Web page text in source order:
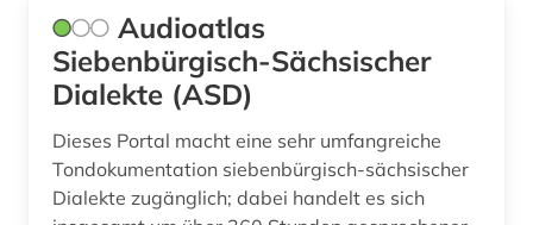
italianistik (1)
japan (4)
japanologie (2)
jiddisch (1)
jojk (1)
Audioatlas
Siebenbürgisch-Sächsischer
Dialekte (ASD)
Dieses Portal macht eine sehr umfangreiche
Tondokumentation siebenbürgisch-sächsischer
Dialekte zugänglich; dabei handelt es sich